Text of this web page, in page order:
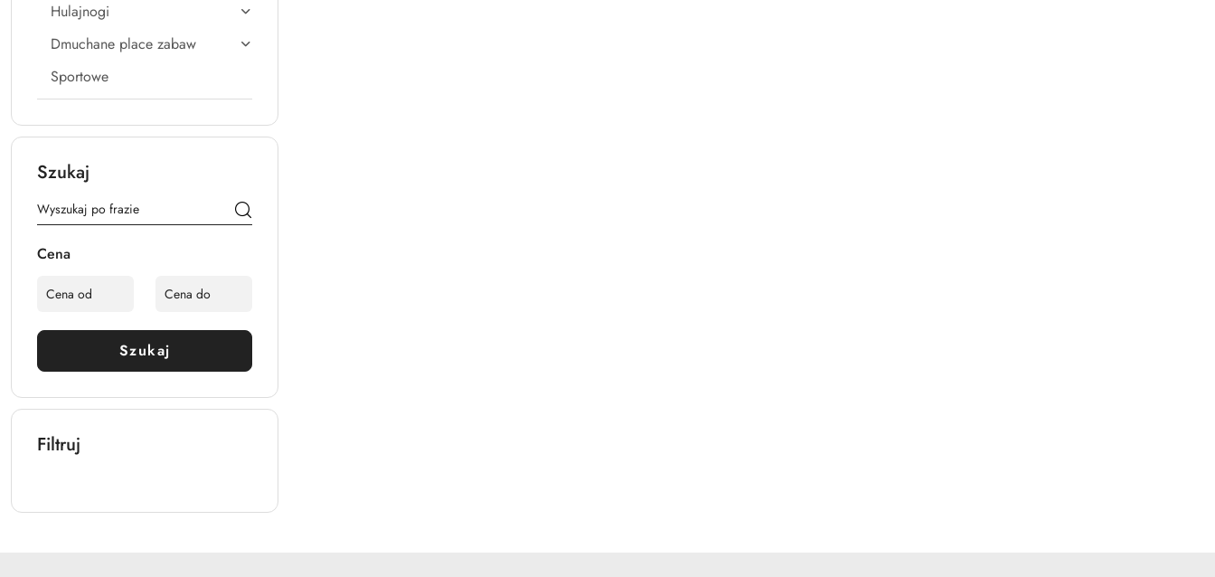
Hulajnogi
Dmuchane place zabaw
Sportowe
Szukaj
Cena
Szukaj
Filtruj